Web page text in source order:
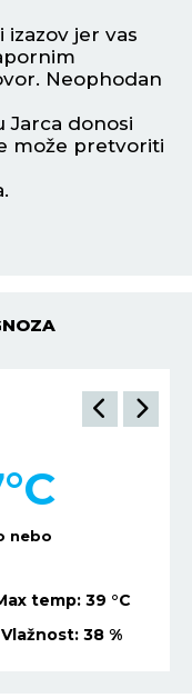
izazov jer vas
Neophodan
Jarca donosi
može pretvoriti
nebo
°C
temp: 39 °C
Vlažnost:38 %